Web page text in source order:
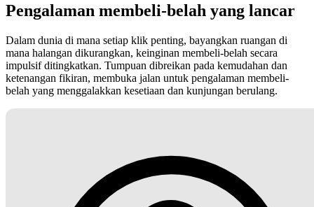
Pengalaman membeli-belah yang lancar
Dalam dunia di mana setiap klik penting, bayangkan ruangan di
mana halangan dikurangkan, keinginan membeli-belah secara
impulsif ditingkatkan. Tumpuan dibreikan pada kemudahan dan
ketenangan fikiran, membuka jalan untuk pengalaman membeli-
belah yang menggalakkan kesetiaan dan kunjungan berulang.